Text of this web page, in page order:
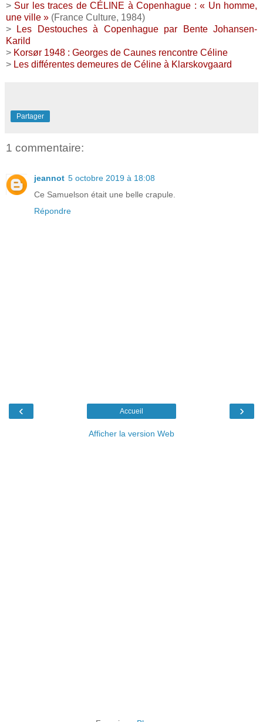
> Sur les traces de CÉLINE à Copenhague : « Un homme,
une ville » (France Culture, 1984)
>
Les Destouches à Copenhague par Bente Johansen-
Karild
> Korsør 1948 : Georges de Caunes rencontre Céline
> Les différentes demeures de Céline à Klarskovgaard
Partager
1 commentaire:
jeannot 5 octobre 2019 à 18:08
Ce Samuelson était une belle crapule.
Répondre
‹ ›
Accueil
Afficher la version Web